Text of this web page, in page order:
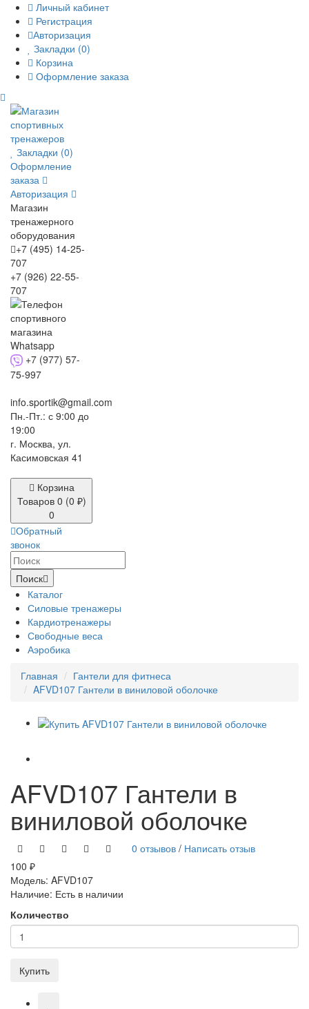
Личный кабинет
Регистрация
Авторизация
Закладки (0)
Корзина
Оформление заказа
Закладки (0)
Оформление
заказа
Авторизация
Магазин
тренажерного
оборудования
+7 (495) 14-25-
707
+7 (926) 22-55-
707
+7 (977) 57-
75-997
info.sportik@gmail.com
Пн.-Пт.: с 9:00 до
19:00
г. Москва, ул.
Касимовская 41
Корзина
Товаров 0 (0 ₽)
0
Обратный
звонок
Поиск
Каталог
Силовые тренажеры
Кардиотренажеры
Свободные веса
Аэробика
Главная
Гантели для фитнеса
AFVD107 Гантели в виниловой оболочке
AFVD107 Гантели в
виниловой оболочке
0 отзывов / Написать отзыв
100 ₽
Модель: AFVD107
Наличие: Есть в наличии
Количество
Купить